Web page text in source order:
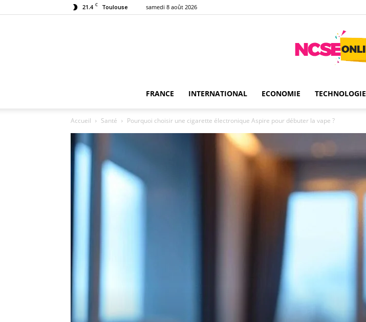
21.4 C Toulouse samedi 8 août 2026
FRANCE INTERNATIONAL ECONOMIE TECHNOLOGIE
Accueil Santé Pourquoi choisir une cigarette électronique Aspire pour débuter la vape ?